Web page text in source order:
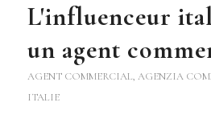
L'influenceur
un agent
AGENT COMMERCIAL, AGENZIA
ITALIE